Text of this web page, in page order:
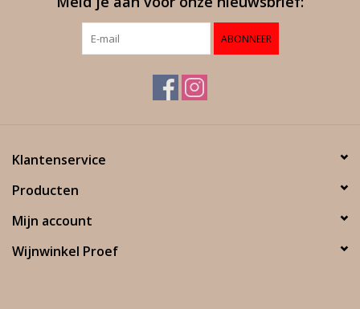
ABONNEER
Klantenservice
Producten
Mijn account
Wijnwinkel Proef